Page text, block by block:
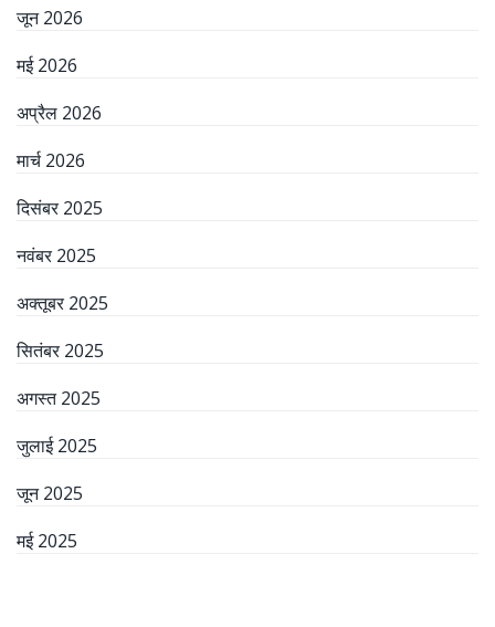
जून 2026
मई 2026
अप्रैल 2026
मार्च 2026
दिसंबर 2025
नवंबर 2025
अक्तूबर 2025
सितंबर 2025
अगस्त 2025
जुलाई 2025
जून 2025
मई 2025